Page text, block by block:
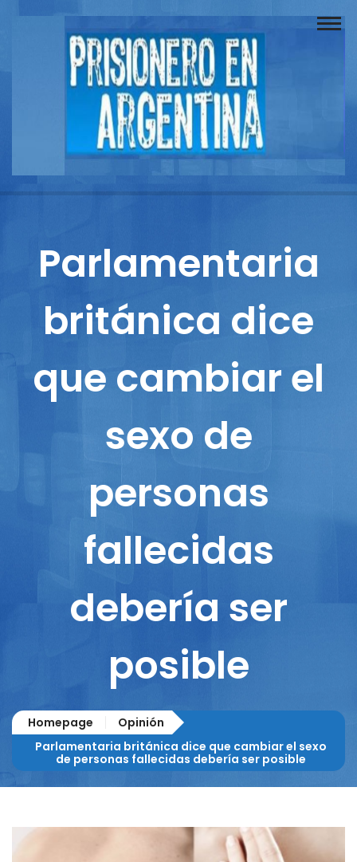
Buscador
Documentos
Reportajes
Columnistas
Parlamentaria
británica dice
que cambiar el
sexo de
personas
fallecidas
debería ser
posible
Homepage
Opinión
Parlamentaria británica dice que cambiar el sexo
de personas fallecidas debería ser posible